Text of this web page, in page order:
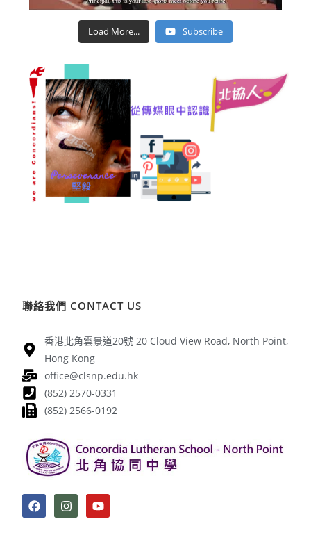
Load More... Subscribe
聯絡我們 CONTACT US
香港北角雲景道20號 20 Cloud View Road, North Point,
Hong Kong
office@clsnp.edu.hk
(852) 2570-0331
(852) 2566-0192